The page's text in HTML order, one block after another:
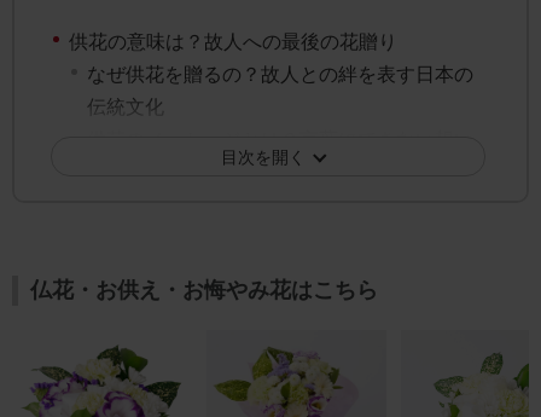
目次を開く
供花の意味は？故人への最後の花贈り
なぜ供花を贈るの？故人との絆を表す日本の
伝統文化
白い花だけじゃない！供花に使える花の種類
葬儀と法要で異なる？場面別におすすめの供
花アレンジメント
仏花・お供え・お悔やみ花はこちら